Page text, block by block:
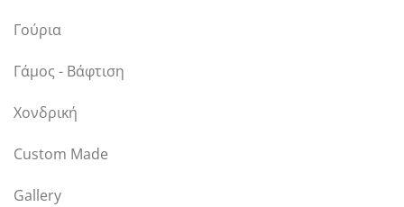
Γούρια
Γάμος - Βάφτιση
Χονδρική
Custom Made
Gallery